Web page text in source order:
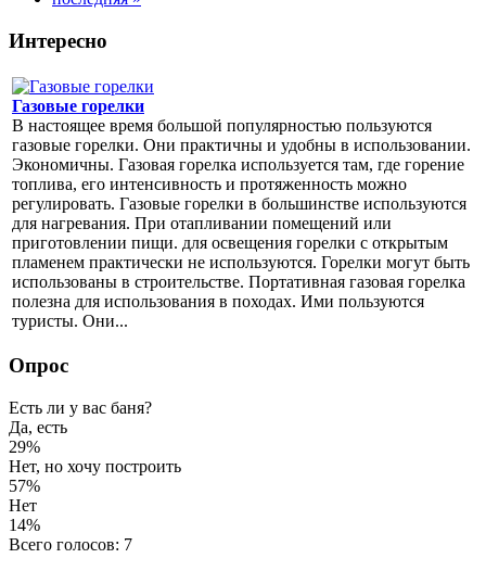
Интересно
Газовые горелки
В настоящее время большой популярностью пользуются
газовые горелки. Они практичны и удобны в использовании.
Экономичны. Газовая горелка используется там, где горение
топлива, его интенсивность и протяженность можно
регулировать. Газовые горелки в большинстве используются
для нагревания. При отапливании помещений или
приготовлении пищи. для освещения горелки с открытым
пламенем практически не используются. Горелки могут быть
использованы в строительстве. Портативная газовая горелка
полезна для использования в походах. Ими пользуются
туристы. Они...
Опрос
Есть ли у вас баня?
Да, есть
29%
Нет, но хочу построить
57%
Нет
14%
Всего голосов: 7